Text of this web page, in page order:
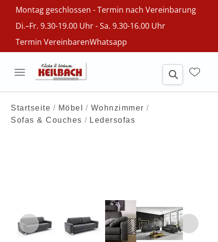
Montag geschlossen - Termin nach Vereinbarung
Di.–Fr. 9.30-19.00 Uhr - Sa. 9.30-16.00 Uhr
Termin VereinbarenWhatsapp
Startseite Möbel
Wohnzimmer
Sofas & Couches
Ledersofas